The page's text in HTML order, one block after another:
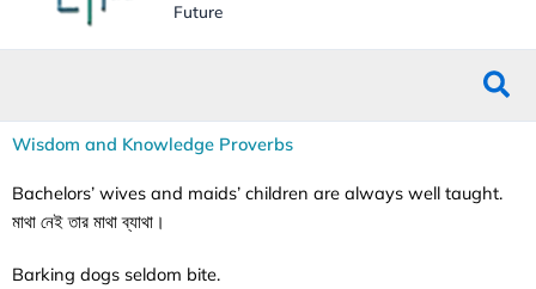
Future
Wisdom and Knowledge Proverbs
Bachelors’ wives and maids’ children are always well taught.
মাথা নেই তার মাথা ব্যাথা।
Barking dogs seldom bite.